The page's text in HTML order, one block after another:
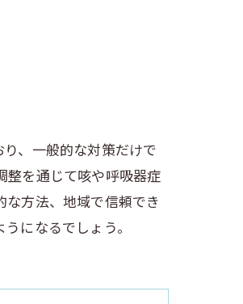
、一般的な対策だけで
整を通じて咳や呼吸器症
方法、地域で信頼でき
になるでしょう。